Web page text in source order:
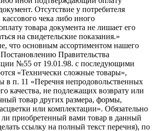
Отсутствие у потребителя
чека либо иного
товара документа не лишает его
на свидетельские показания.»
что основным ассортиментом нашего
Постановлению Правительства
№55 от 19.01.98. с последующими
«Технически сложные товары»,
в п. 11 «Перечня непродовольственных
качества, не подлежащих возврату или
товар других размера, формы,
или комплектации». Обязательно
ли приобретенный вами товар в данный
ссылку на полный текст перечня), по